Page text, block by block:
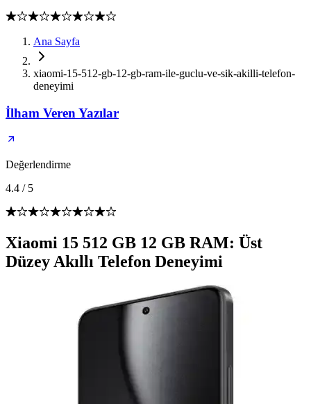
Ana Sayfa
xiaomi-15-512-gb-12-gb-ram-ile-guclu-ve-sik-akilli-telefon-
deneyimi
İlham Veren Yazılar
Değerlendirme
4.4 / 5
Xiaomi 15 512 GB 12 GB RAM: Üst
Düzey Akıllı Telefon Deneyimi